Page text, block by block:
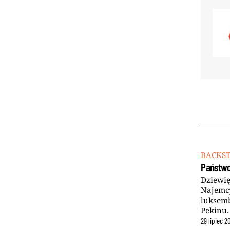
Pekinu.
29lipiec